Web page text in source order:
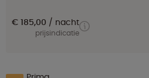
€ 185,00 nacht
prijsindicatie